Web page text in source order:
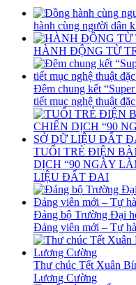
hành cùng người dân
HÀNH ĐỘNG TỪ
Đêm chung kết
tiết mục nghệ thuật
TUỔI TRẺ ĐIỆN
DỊCH “90 NGÀY
LIỆU ĐẤT ĐAI
Đảng bộ Trường Đại
Đảng viên mới – Tự
Thư chúc Tết Xuân
Lương Cường